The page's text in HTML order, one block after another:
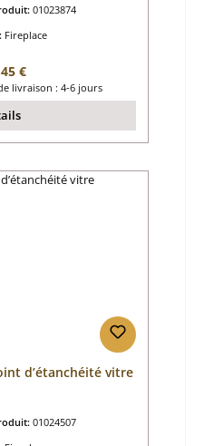
01023874
Fireplace
:
€
livraison : 4-6 jours
d’étanchéité vitre
01024507